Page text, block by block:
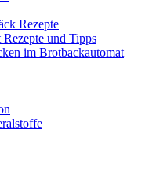
Rezepte
und Tipps
im Brotbackautomat